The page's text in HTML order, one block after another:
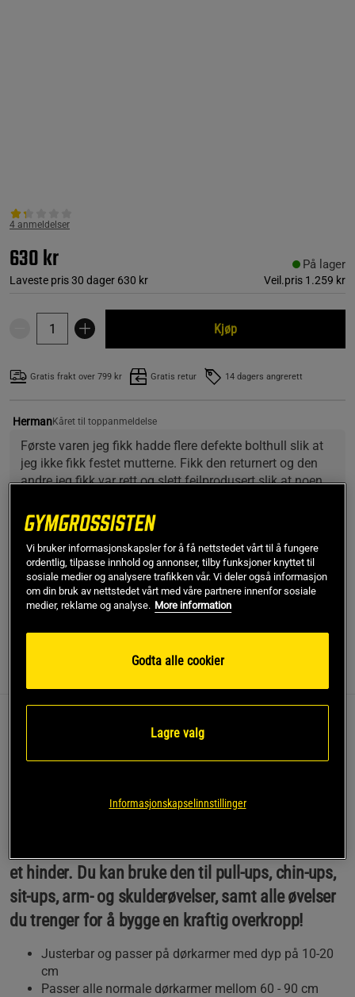
4 anmeldelser
630 kr
Laveste pris 30 dager 630 kr Veil.pris 1.259 kr
På lager
Kjøp
Gratis frakt over 799 kr Gratis retur 14 dagers angrerett
HermanKåret til toppanmeldelse
Første varen jeg fikk hadde flere defekte bolthull slik at
jeg ikke fikk festet mutterne. Fikk den returnert og den
andre jeg fikk var rett og slett feilprodusert slik at noen
ikke linet up i det heletatt. Jeg orket ikke sende varen i
retur igjen, så jeg måtte bruke en biljekk for å bøye
stenge slik at de linet opp, og hamre den ene bolten fast.
Dette produktet har vanvittig mye defekter og er absolutt
ikke kvalitetssikret før salg. Skulle tro det kostet 200
ikke over 800??
SKU #1506-28| EAN6430043470036
Iron Gym® Xtreme Plus, Adjustable er en justerbar multi-
funksjons treningsbar som er manuelt justerbare og passer
både dypere og bredere dørkarmer!
Iron Gym® Xtreme Plus, Adjustable er en
bredere dørkarmer! En pull-up-stang for den
et hinder. Du kan bruke den til pull-ups, chin-ups,
sit-ups, arm- og skulderøvelser, samt alle øvelser
du trenger for å bygge en kraftig overkropp!
Justerbar og passer på dørkarmer med dyp på 10-20
cm
Passer alle normale dørkarmer mellom 60 - 90 cm
Vi bruker informasjonskapsler for å få nettstedet vårt til å fungere
ordentlig, tilpasse innhold og annonser, tilby funksjoner knyttet til
sosiale medier og analysere trafikken vår. Vi deler også informasjon
om din bruk av nettstedet vårt med våre partnere innenfor sosiale
medier, reklame og analyse. More information
Godta alle cookier
Lagre valg
Informasjonskapselinnstillinger